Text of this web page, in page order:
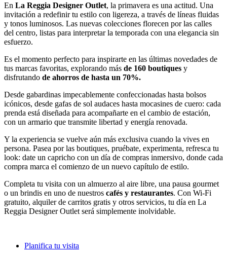
En La Reggia Designer Outlet, la primavera es una actitud. Una
invitación a redefinir tu estilo con ligereza, a través de líneas fluidas
y tonos luminosos. Las nuevas colecciones florecen por las calles
del centro, listas para interpretar la temporada con una elegancia sin
esfuerzo.
Es el momento perfecto para inspirarte en las últimas novedades de
tus marcas favoritas, explorando más de 160 boutiques y
disfrutando de ahorros de hasta un 70%.
Desde gabardinas impecablemente confeccionadas hasta bolsos
icónicos, desde gafas de sol audaces hasta mocasines de cuero: cada
prenda está diseñada para acompañarte en el cambio de estación,
con un armario que transmite libertad y energía renovada.
Y la experiencia se vuelve aún más exclusiva cuando la vives en
persona. Pasea por las boutiques, pruébate, experimenta, refresca tu
look: date un capricho con un día de compras inmersivo, donde cada
compra marca el comienzo de un nuevo capítulo de estilo.
Completa tu visita con un almuerzo al aire libre, una pausa gourmet
o un brindis en uno de nuestros cafés y restaurantes. Con Wi-Fi
gratuito, alquiler de carritos gratis y otros servicios, tu día en La
Reggia Designer Outlet será simplemente inolvidable.
Planifica tu visita